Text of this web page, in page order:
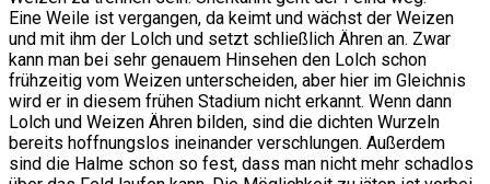
Eine Weile ist vergangen, da keimt und wächst der Weizen
und mit ihm der Lolch und setzt schließlich Ähren an. Zwar
kann man bei sehr genauem Hinsehen den Lolch schon
frühzeitig vom Weizen unterscheiden, aber hier im Gleichnis
wird er in diesem frühen Stadium nicht erkannt. Wenn dann
Lolch und Weizen Ähren bilden, sind die dichten Wurzeln
bereits hoffnungslos ineinander verschlungen. Außerdem
sind die Halme schon so fest, dass man nicht mehr schadlos